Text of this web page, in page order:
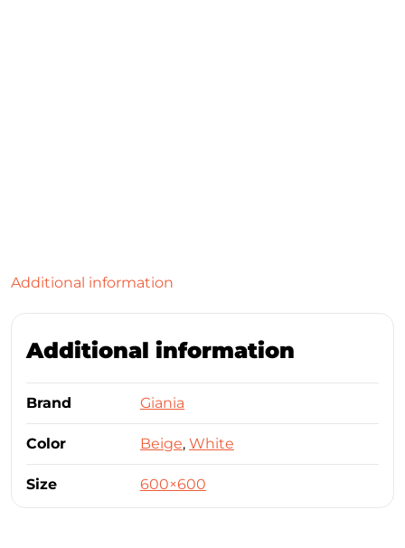
Additional information
Additional information
Brand Giania
Color Beige, White
Size 600×600